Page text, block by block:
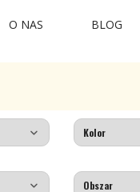
O NAS BLOG